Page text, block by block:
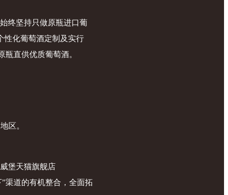
终坚持只做原瓶进口葡
性化葡萄酒定制及实行
直供优质葡萄酒。
区。
堡天猫旗舰店
”渠道的有机整合，全面拓